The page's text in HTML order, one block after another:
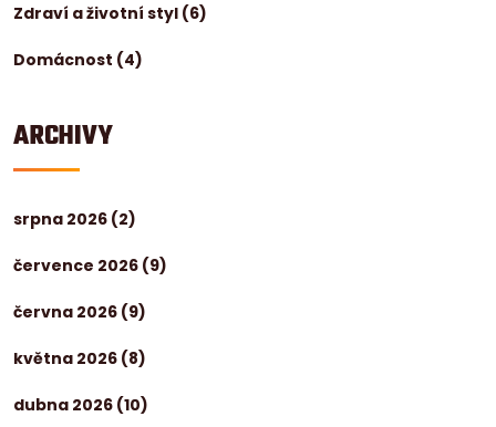
Zdraví a životní styl (6)
Domácnost (4)
ARCHIVY
srpna 2026 (2)
července 2026 (9)
června 2026 (9)
května 2026 (8)
dubna 2026 (10)